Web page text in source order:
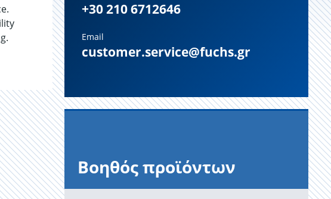
+30 210 6712646
Email
customer.service@fuchs.gr
Βοηθός προϊόντων